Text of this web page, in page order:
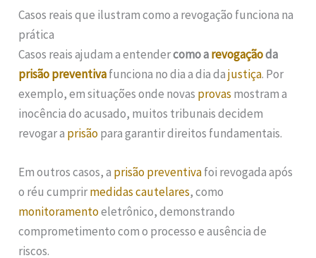
Casos reais que ilustram como a revogação funciona na
prática
Casos reais ajudam a entendercomo arevogaçãoda
prisão preventivafunciona no dia a dia dajustiça. Por
exemplo, em situações onde novas provas mostram a
inocência do acusado, muitos tribunais decidem
revogar a prisãopara garantir direitos fundamentais.
Em outros casos, a prisão preventivafoi revogada após
o réu cumprirmedidas cautelares, como
monitoramentoeletrônico, demonstrando
comprometimento com o processo e ausência de
riscos.